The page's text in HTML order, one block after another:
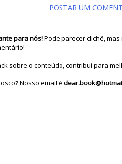
POSTAR UM
para nós!Pode parecer clichê,
sobre o conteúdo, contribui para
Nosso email é